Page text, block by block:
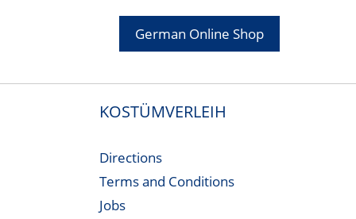
German Online Shop
KOSTÜMVERLEIH
Directions
Terms and Conditions
Jobs